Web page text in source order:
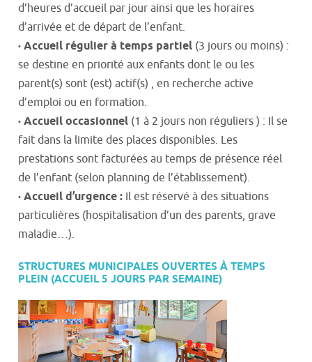
d’heures d’accueil par jour ainsi que les horaires
d’arrivée et de départ de l’enfant.
·Accueil régulier à temps partiel (3 jours ou moins) :
se destine en priorité aux enfants dont le ou les
parent(s) sont (est) actif(s) , en recherche active
d’emploi ou en formation.
·Accueil occasionnel (1 à 2 jours non réguliers ) : Il se
fait dans la limite des places disponibles. Les
prestations sont facturées au temps de présence réel
de l’enfant (selon planning de l’établissement).
·Accueil d’urgence : Il est réservé à des situations
particulières (hospitalisation d’un des parents, grave
maladie…).
STRUCTURES MUNICIPALES OUVERTES À TEMPS
PLEIN (ACCUEIL 5 JOURS PAR SEMAINE)